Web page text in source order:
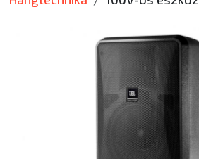
EGYÉB
SZOLGÁLTATÁSOK